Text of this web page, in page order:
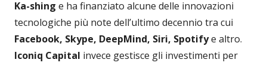
Ka-shing e ha finanziato alcune delle innovazioni
tecnologiche più note dell’ultimo decennio tra cui
Facebook, Skype, DeepMind, Siri, Spotifye altro.
Iconiq Capital invece gestisce gli investimenti per